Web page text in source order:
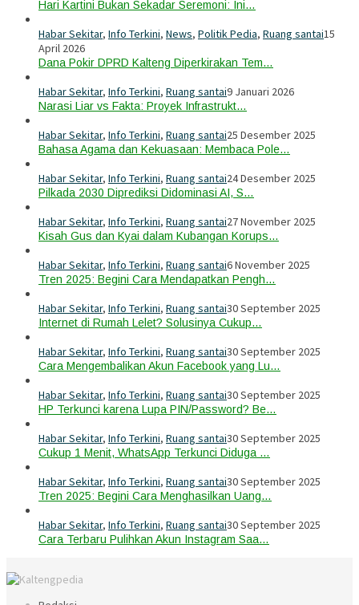
Hari Kartini Bukan Sekadar Seremoni: Ini…
Habar Sekitar, Info Terkini, News, Politik Pedia, Ruang santai15
April 2026
Dana Pokir DPRD Kalteng Diperkirakan Tem…
Habar Sekitar, Info Terkini, Ruang santai9 Januari 2026
Narasi Liar vs Fakta: Proyek Infrastrukt…
Habar Sekitar, Info Terkini, Ruang santai25 Desember 2025
Bahasa Agama dan Kekuasaan: Membaca Pole…
Habar Sekitar, Info Terkini, Ruang santai24 Desember 2025
Pilkada 2030 Diprediksi Didominasi AI, S…
Habar Sekitar, Info Terkini, Ruang santai27 November 2025
Kisah Gus dan Kyai dalam Kubangan Korups…
Habar Sekitar, Info Terkini, Ruang santai6 November 2025
Tren 2025: Begini Cara Mendapatkan Pengh…
Habar Sekitar, Info Terkini, Ruang santai30 September 2025
Internet di Rumah Lelet? Solusinya Cukup…
Habar Sekitar, Info Terkini, Ruang santai30 September 2025
Cara Mengembalikan Akun Facebook yang Lu…
Habar Sekitar, Info Terkini, Ruang santai30 September 2025
HP Terkunci karena Lupa PIN/Password? Be…
Habar Sekitar, Info Terkini, Ruang santai30 September 2025
Cukup 1 Menit, WhatsApp Terkunci Diduga …
Habar Sekitar, Info Terkini, Ruang santai30 September 2025
Tren 2025: Begini Cara Menghasilkan Uang…
Habar Sekitar, Info Terkini, Ruang santai30 September 2025
Cara Terbaru Pulihkan Akun Instagram Saa…